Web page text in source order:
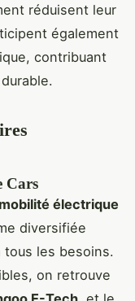
réduisent leur
également
contribuant
Cars
mobilité électrique
diversifiée
tous les besoins.
on retrouve